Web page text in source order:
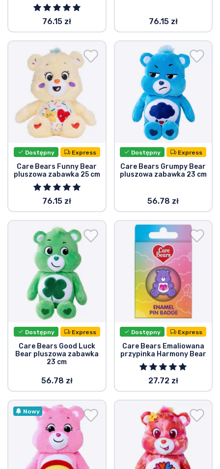
76.15 zł 76.15 zł
Dostępny Express
Care Bears Funny Bear
pluszowa zabawka 25 cm
76.15 zł
Dostępny Express
Care Bears Grumpy Bear
pluszowa zabawka 23 cm
56.78 zł
Dostępny Express
Care Bears Good Luck
Bear pluszowa zabawka
23 cm
56.78 zł
Dostępny Express
Care Bears Emaliowana
przypinka Harmony Bear
27.72 zł
Nowy
Typy produktów
Marki